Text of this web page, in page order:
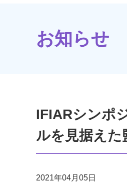
お知らせ
IFIARシンポ
ルを見据え
2021年04月05日